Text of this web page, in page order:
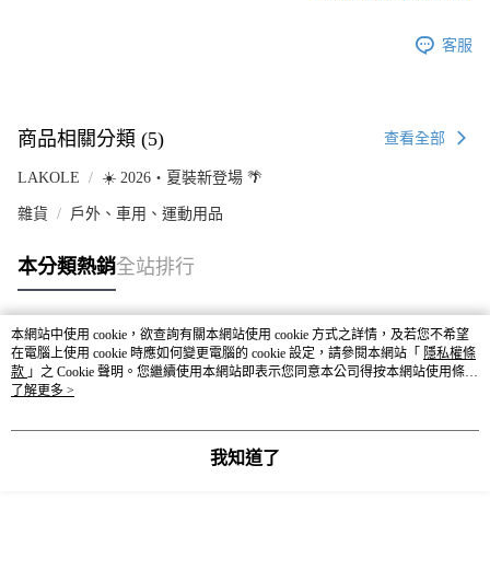
客服
商品相關分類 (5) 查看全部
LAKOLE ☀️ 2026・夏裝新登場 🌴
雜貨 戶外、車用、運動用品
本分類熱銷全站排行
熱門標籤
本網站中使用 cookie，欲查詢有關本網站使用 cookie 方式之詳情，及若您不希望
在電腦上使用 cookie 時應如何變更電腦的 cookie 設定，請參閱本網站「 隱私權條
款 」之 Cookie 聲明。您繼續使用本網站即表示您同意本公司得按本網站使用條款
之 Cookie 聲明使用 cookie。
了解更多 >
我知道了